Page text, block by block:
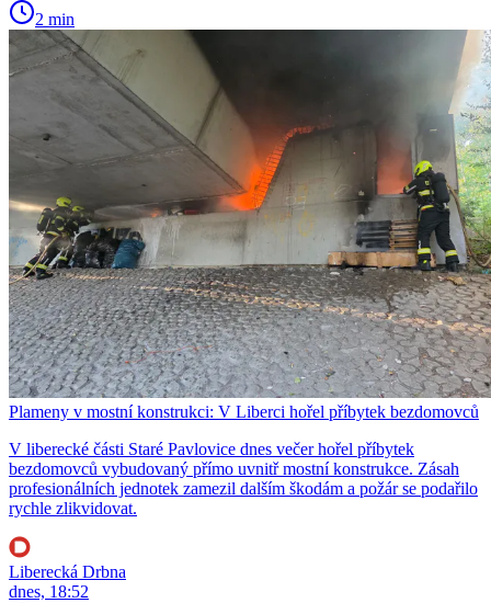
2 min
Plameny v mostní konstrukci: V Liberci hořel příbytek bezdomovců
V liberecké části Staré Pavlovice dnes večer hořel příbytek
bezdomovců vybudovaný přímo uvnitř mostní konstrukce. Zásah
profesionálních jednotek zamezil dalším škodám a požár se podařilo
rychle zlikvidovat.
Liberecká Drbna
dnes, 18:52